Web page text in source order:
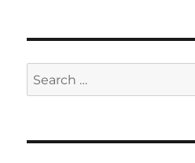
Search
for: